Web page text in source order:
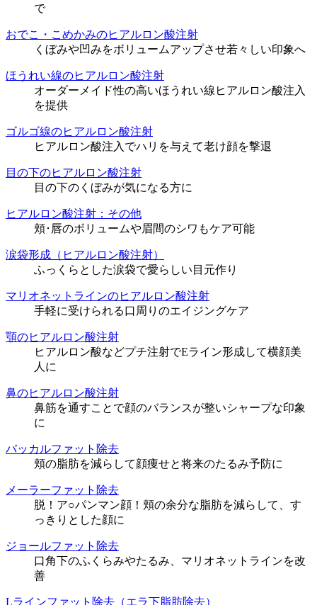
で
おでこ・こめかみのヒアルロン酸注射
くぼみや凹みをボリュームアップさせ若々しい印象へ
ほうれい線のヒアルロン酸注射
オーダーメイド性の高いほうれい線ヒアルロン酸注入
を提供
ゴルゴ線のヒアルロン酸注射
ヒアルロン酸注入でハリを与えて老け顔を撃退
目の下のヒアルロン酸注射
目の下のくぼみが気になる方に
ヒアルロン酸注射：その他
頬･唇のボリュームや眉間のシワもケア可能
涙袋形成（ヒアルロン酸注射）
ふっくらとした涙袋で愛らしい目元作り
マリオネットラインのヒアルロン酸注射
手軽に受けられる口周りのエイジングケア
顎のヒアルロン酸注射
ヒアルロン酸などプチ注射でEライン形成して横顔美
人に
鼻のヒアルロン酸注射
鼻筋を通すことで顔のバランスが整いシャープな印象
に
バッカルファット除去
頬の脂肪を減らして顔痩せと将来のたるみ予防に
メーラーファット除去
脱！ア○パンマン顔！頬の余分な脂肪を減らして、す
っきりとした顔に
ジョールファット除去
口角下のふくらみやたるみ、マリオネットラインを改
善
Lラインファット除去（エラ下脂肪除去）